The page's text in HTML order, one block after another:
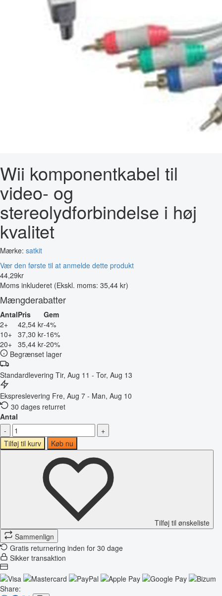
Wii komponentkabel til
video- og
stereolydforbindelse i høj
kvalitet
Mærke: satkit
Vær den første til at anmelde dette produkt
44,29kr
Moms inkluderet (Ekskl. moms: 35,44 kr)
Mængderabatter
AntalPris
Gem
2+
42,54 kr-4%
10+ 37,30 kr-16%
20+ 35,44 kr-20%
Begrænset lager
Standardlevering Tir, Aug 11 - Tor, Aug 13
Ekspreslevering Fre, Aug 7 - Man, Aug 10
30 dages returret
Antal
-
+
Tilføj til kurv
Køb nu
Tilføj til ønskeliste
Sammenlign
Gratis returnering inden for 30 dage
Sikker transaktion
Share: